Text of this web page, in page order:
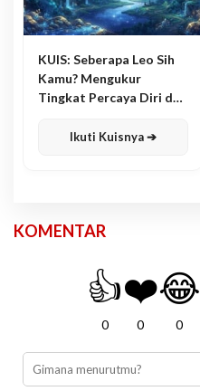
KUIS: Seberapa Leo Sih
Kamu? Mengukur
Tingkat Percaya Diri dan
Ikuti Kuisnya ➔
KOMENTAR
👍
0
❤️
0
😂
0